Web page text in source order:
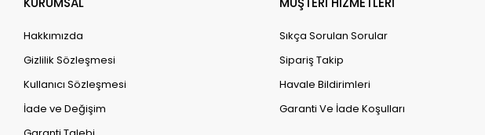
Hakkımızda
Gizlilik Sözleşmesi
Kullanıcı Sözleşmesi
İade ve Değişim
Sıkça Sorulan Sorular
Sipariş Takip
Havale Bildirimleri
Garanti Ve İade Koşulları